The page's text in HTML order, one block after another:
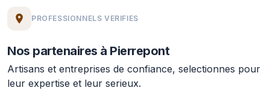
PROFESSIONNELS VERIFIES
Nos partenaires à Pierrepont
Artisans et entreprises de confiance, selectionnes pour
leur expertise et leur serieux.